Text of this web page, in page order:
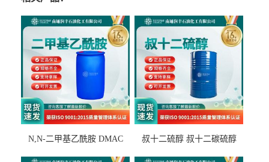
N,N-二甲基乙酰胺 DMAC
叔十二硫醇 叔十二碳硫醇